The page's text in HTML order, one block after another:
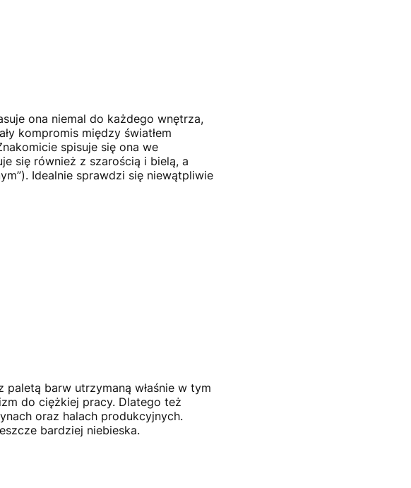
ona niemal do każdego wnętrza,
kompromis między światłem
spisuje się ona we
się również z szarością i bielą, a
Idealnie sprawdzi się niewątpliwie
paletą barw utrzymaną właśnie w tym
do ciężkiej pracy. Dlatego też
oraz halach produkcyjnych.
bardziej niebieska.